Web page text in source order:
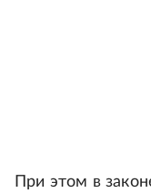
При этом в